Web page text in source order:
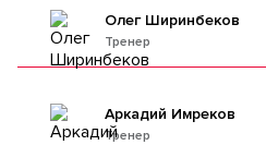
Тренер
Олег Ширинбеков
Тренер
Аркадий Имреков